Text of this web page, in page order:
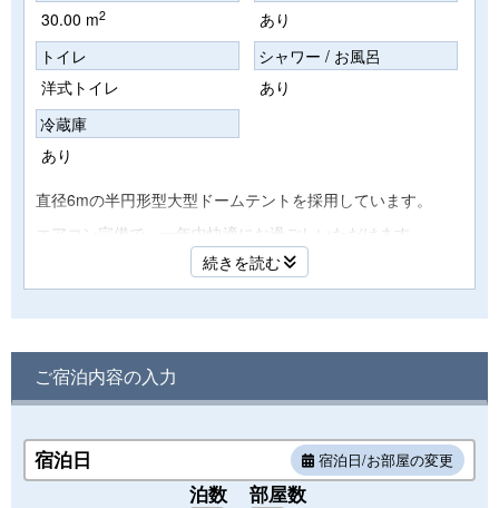
30.00 m2
あり
トイレ
洋式トイレ
シャワー / お風呂
あり
冷蔵庫
あり
直径6mの半円形型大型ドームテントを採用しています。
エアコン完備で、一年中快適にお過ごしいただけます。
となります。
続きを読む
ご宿泊内容の入力
宿泊日 宿泊日/お部屋の変更
泊数
部屋数